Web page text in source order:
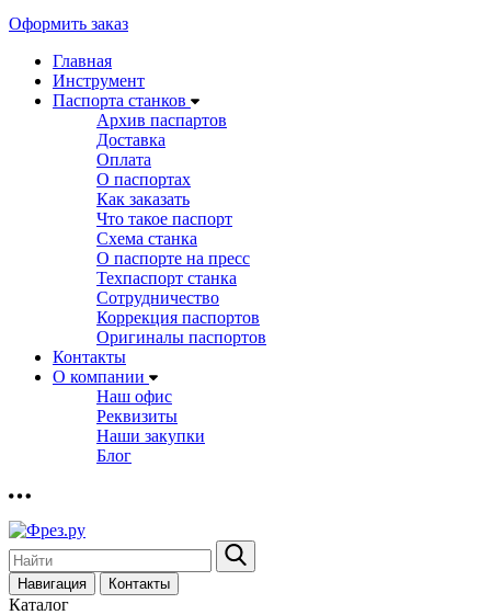
Оформить заказ
Главная
Инструмент
Паспорта станков
Архив паспартов
Доставка
Оплата
О паспортах
Как заказать
Что такое паспорт
Схема станка
О паспорте на пресс
Техпаспорт станка
Сотрудничество
Коррекция паспортов
Оригиналы паспортов
Контакты
О компании
Наш офис
Реквизиты
Наши закупки
Блог
Навигация Контакты
Каталог